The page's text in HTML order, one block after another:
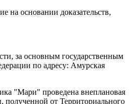
на основании доказательств,
за основным государственным
по адресу: Амурская
"Мари" проведена внеплановая
полученной от Территориального